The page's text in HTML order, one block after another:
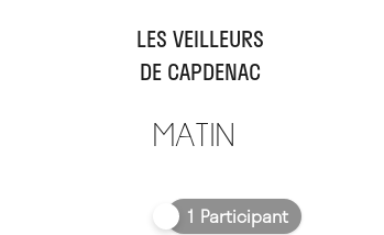
LES VEILLEURS
DE CAPDENAC
Matin
1 Participant